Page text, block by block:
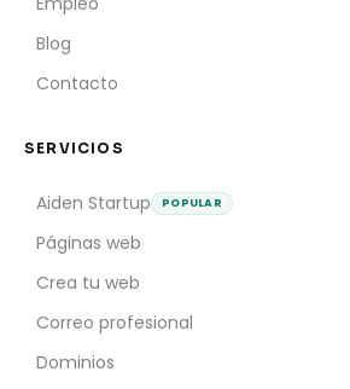
Blog
Contacto
SERVICIOS
Aiden Startup POPULAR
Páginas web
Crea tu web
Correo profesional
Dominios